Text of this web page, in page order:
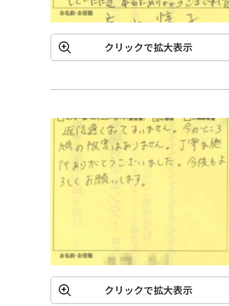
クリックで拡大表示
クリックで拡大表示